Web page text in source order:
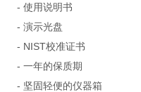
- 使用说明书
- 演示光盘
- NIST校准证书
- 一年的保质期
- 坚固轻便的仪器箱